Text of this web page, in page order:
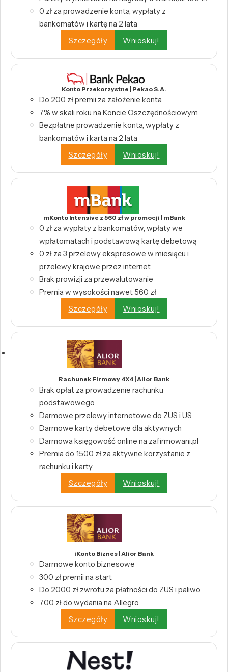
0 zł za prowadzenie konta, wypłaty z
bankomatów i kartę na 2 lata
Szczegóły
Wnioskuj!
Konto Przekorzystne | Pekao S.A.
Do 200 zł premii za założenie konta
7% w skali roku na Koncie Oszczędnościowym
Bezpłatne prowadzenie konta, wypłaty z
bankomatów i karta na 2 lata
Szczegóły
Wnioskuj!
mKonto Intensive z 560 zł w promocji | mBank
0 zł za wypłaty z bankomatów, wpłaty we
wpłatomatach i podstawową kartę debetową
0 zł za 3 przelewy ekspresowe w miesiącu i
przelewy krajowe przez internet
Brak prowizji za przewalutowanie
Premia w wysokości nawet 560 zł
Szczegóły
Wnioskuj!
Rachunek Firmowy 4X4 | Alior Bank
Brak opłat za prowadzenie rachunku
podstawowego
Darmowe przelewy internetowe do ZUS i US
Darmowe karty debetowe dla aktywnych
Darmowa księgowość online na zafirmowani.pl
Premia do 1500 zł za aktywne korzystanie z
rachunku i karty
Szczegóły
Wnioskuj!
iKonto Biznes | Alior Bank
Darmowe konto biznesowe
300 zł premii na start
Do 2000 zł zwrotu za płatności do ZUS i paliwo
700 zł do wydania na Allegro
Szczegóły
Wnioskuj!